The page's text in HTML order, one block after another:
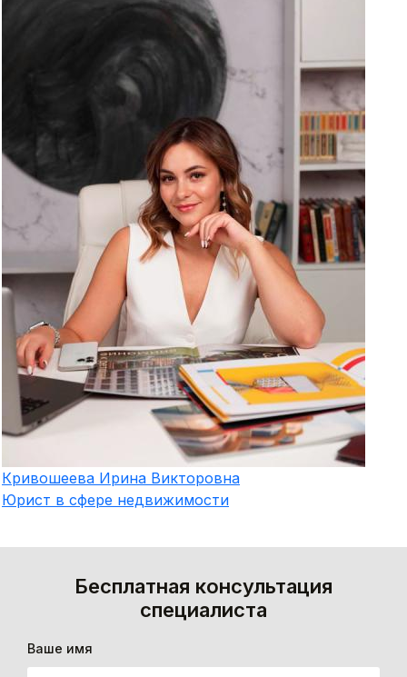
Кривошеева Ирина Викторовна
Юрист в сфере недвижимости
Бесплатная консультация
специалиста
Ваше имя